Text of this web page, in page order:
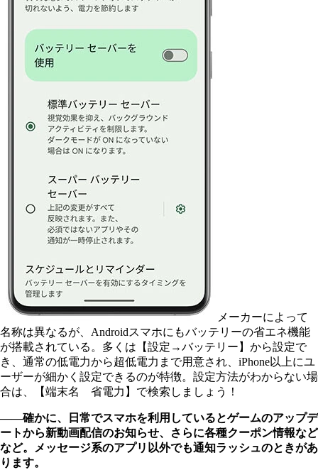
メーカーによって
名称は異なるが、Androidスマホにもバッテリーの省エネ機能
が搭載されている。多くは【設定→バッテリー】から設定で
き、通常の低電力から超低電力まで用意され、iPhone以上にユ
ーザーが細かく設定できるのが特徴。設定方法がわからない場
合は、【端末名 省電力】で検索しましょう！
――確かに、日常でスマホを利用しているとゲームのアップデ
ートから新動画配信のお知らせ、さらに各種クーポン情報など
など。メッセージ系のアプリ以外でも通知ラッシュのときがあ
ります。